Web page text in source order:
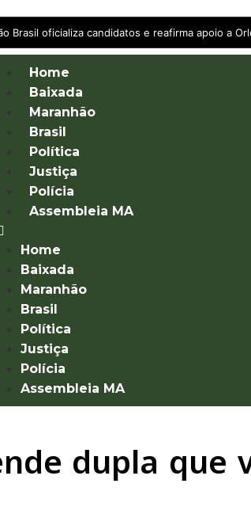
Brasil oficializa candidatos e reafirma apoio a
Home
Baixada
Maranhão
Brasil
Política
Justiça
Polícia
Assembleia MA
Home
Baixada
Maranhão
Brasil
Política
Justiça
Polícia
Assembleia MA
dupla que